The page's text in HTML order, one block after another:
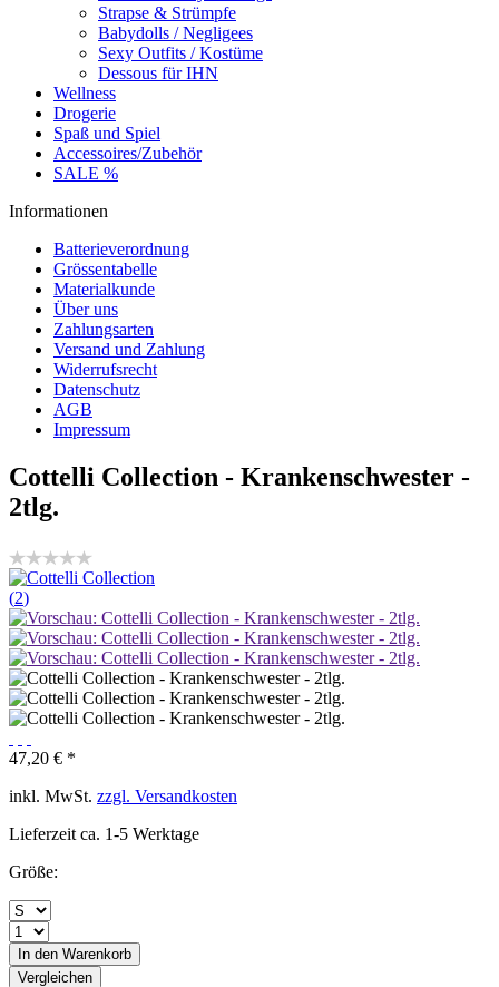
Strapse & Strümpfe
Babydolls / Negligees
Sexy Outfits / Kostüme
Dessous für IHN
Wellness
Drogerie
Spaß und Spiel
Accessoires/Zubehör
SALE %
Informationen
Batterieverordnung
Grössentabelle
Materialkunde
Über uns
Zahlungsarten
Versand und Zahlung
Widerrufsrecht
Datenschutz
AGB
Impressum
Cottelli Collection - Krankenschwester -
2tlg.
(2)
47,20 € *
inkl. MwSt. zzgl. Versandkosten
Lieferzeit ca. 1-5 Werktage
Größe:
In den Warenkorb
Vergleichen